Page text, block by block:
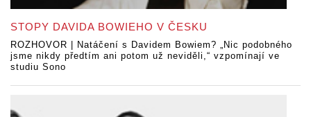
STOPY DAVIDA BOWIEHO V ČESKU
ROZHOVOR | Natáčení s Davidem Bowiem? „Nic podobného
jsme nikdy předtím ani potom už neviděli,“ vzpomínají ve
studiu Sono